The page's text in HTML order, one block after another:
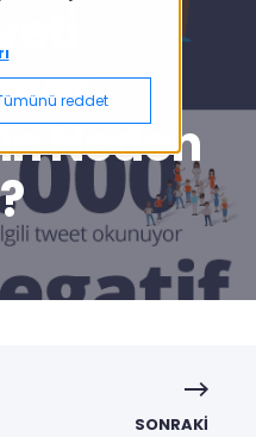
reddet
Neden
SONRAKI